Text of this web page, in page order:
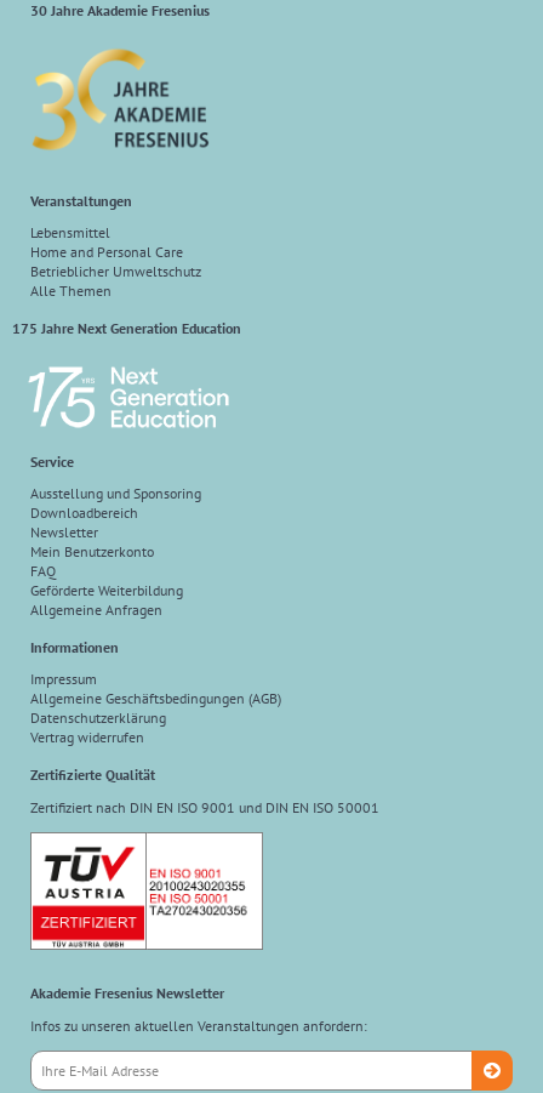
30 Jahre Akademie Fresenius
Veranstaltungen
Lebensmittel
Home and Personal Care
Betrieblicher Umweltschutz
Alle Themen
175 Jahre Next Generation Education
Service
Ausstellung und Sponsoring
Downloadbereich
Newsletter
Mein Benutzerkonto
FAQ
Geförderte Weiterbildung
Allgemeine Anfragen
Informationen
Impressum
Allgemeine Geschäftsbedingungen (AGB)
Datenschutzerklärung
Vertrag widerrufen
Zertifizierte Qualität
Zertifiziert nach DIN EN ISO 9001 und DIN EN ISO 50001
Akademie Fresenius Newsletter
Infos zu unseren aktuellen Veranstaltungen anfordern: